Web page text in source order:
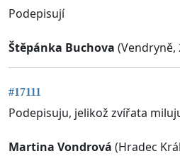
Podepisují
Štěpánka Buchova (Vendryně,
#17111
Podepisuju, jelikož zvířata
Martina Vondrová (Hradec